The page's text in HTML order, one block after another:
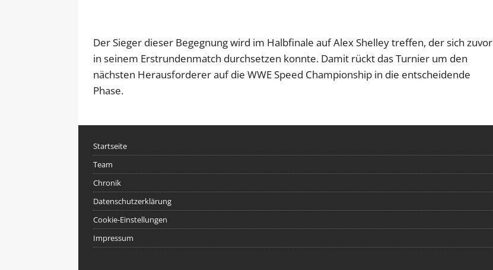
Der Sieger dieser Begegnung wird im Halbfinale auf Alex Shelley treffen, der sich zuvor
in seinem Erstrundenmatch durchsetzen konnte. Damit rückt das Turnier um den
nächsten Herausforderer auf die WWE Speed Championship in die entscheidende
Phase.
Startseite
Team
Chronik
Datenschutzerklärung
Cookie-Einstellungen
Impressum